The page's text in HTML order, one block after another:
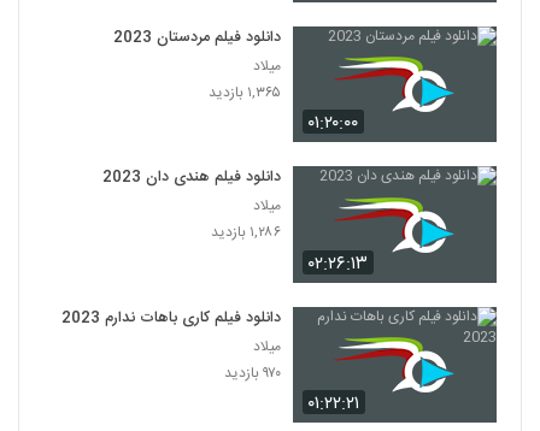
۰۱:۲۰:۰۰
دانلود فیلم مردستان 2023
میلاد
۱,۳۶۵ بازدید
۰۲:۲۶:۱۳
دانلود فیلم هندی دان 2023
میلاد
۱,۲۸۶ بازدید
۰۱:۲۲:۲۱
دانلود فیلم کاری باهات ندارم 2023
میلاد
۹۷۰ بازدید